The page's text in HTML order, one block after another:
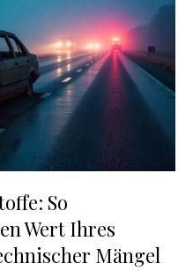
So
Wert Ihres
Mängel